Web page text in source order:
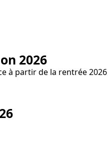
2026
à partir de la rentrée